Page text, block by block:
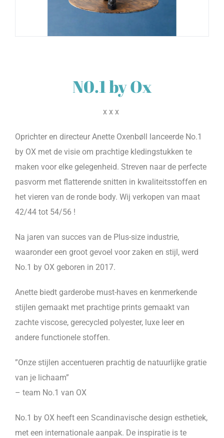
N0.1 by Ox
xxx
Oprichter en directeur Anette Oxenbøll lanceerde No.1
by OX met de visie om prachtige kledingstukken te
maken voor elke gelegenheid. Streven naar de perfecte
pasvorm met flatterende snitten in kwaliteitsstoffen en
het vieren van de ronde body. Wij verkopen van maat
42/44 tot 54/56 !
Na jaren van succes van de Plus-size industrie,
waaronder een groot gevoel voor zaken en stijl, werd
No.1 by OX geboren in 2017.
Anette biedt garderobe must-haves en kenmerkende
stijlen gemaakt met prachtige prints gemaakt van
zachte viscose, gerecycled polyester, luxe leer en
andere functionele stoffen.
”Onze stijlen accentueren prachtig de natuurlijke gratie
van je lichaam”
– team No.1 van OX
No.1 by OX heeft een Scandinavische design esthetiek,
met een internationale aanpak. De inspiratie is te